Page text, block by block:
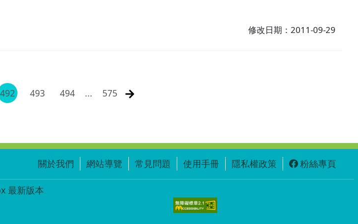
修改日期：2011-09-29
492 493 494 ... 575
關於我們 網站導覽 常見問題 使用手冊 隱私權政策 粉絲專頁
最新版本